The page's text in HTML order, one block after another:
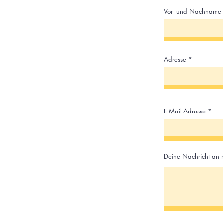
Vor- und Nachname
Adresse
E-Mail-Adresse
Deine Nachricht an